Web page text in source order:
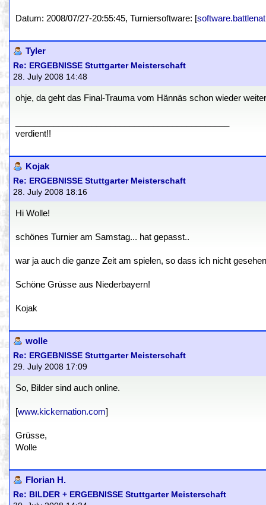
Datum: 2008/07/27-20:55:45, Turniersoftware: [
Tyler
Re: ERGEBNISSE Stuttgarter Meisterschaft
28. July 2008 14:48
ohje, da geht das Final-Trauma vom Hännäs schon wieder
verdient!!
Kojak
Re: ERGEBNISSE Stuttgarter Meisterschaft
28. July 2008 18:16
Hi Wolle!
schönes Turnier am Samstag... hat gepasst..
war ja auch die ganze Zeit am spielen, so dass ich nicht
Schöne Grüsse aus Niederbayern!
Kojak
wolle
Re: ERGEBNISSE Stuttgarter Meisterschaft
29. July 2008 17:09
So, Bilder sind auch online.
[www.kickernation.com]
Grüsse,
Wolle
Florian H.
Re: BILDER + ERGEBNISSE Stuttgarter Meisterschaft